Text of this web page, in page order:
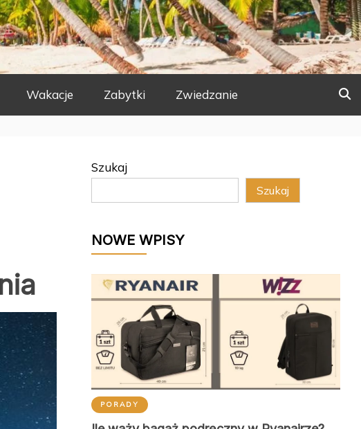
Wakacje Zabytki Zwiedzanie
Szukaj
Szukaj
NOWE WPISY
PORADY